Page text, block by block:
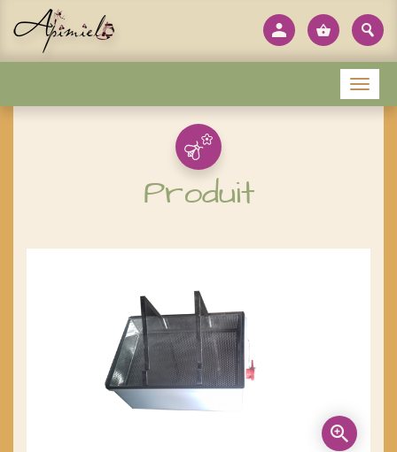
Produit
Menu
Panneau de gestion des cookies